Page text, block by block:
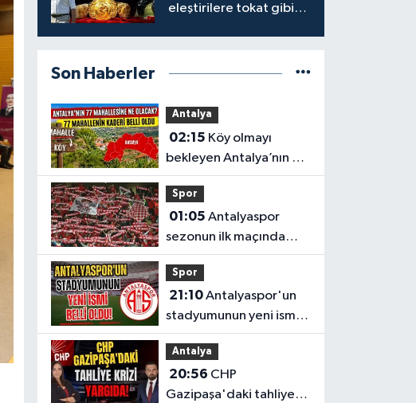
eleştirilere tokat gibi
Son Haberler
Antalya
02:15
bekleyen Antalya’nın 77
mahallesinin kaderi belli
oldu
Spor
01:05
sezonun ilk maçında
Keçiörengücü’nü
ağırlıyor
Spor
21:10Antalyaspor'un
stadyumunun yeni ismi
belli oldu!
Antalya
20:56
Gazipaşa'daki tahliye